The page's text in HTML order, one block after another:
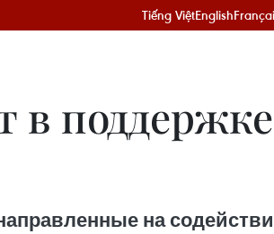
Tiếng ViệtEnglish
в поддержке
на